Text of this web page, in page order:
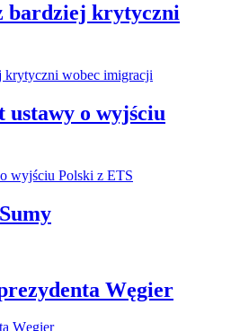
bardziej krytyczni
ustawy o wyjściu
Węgier